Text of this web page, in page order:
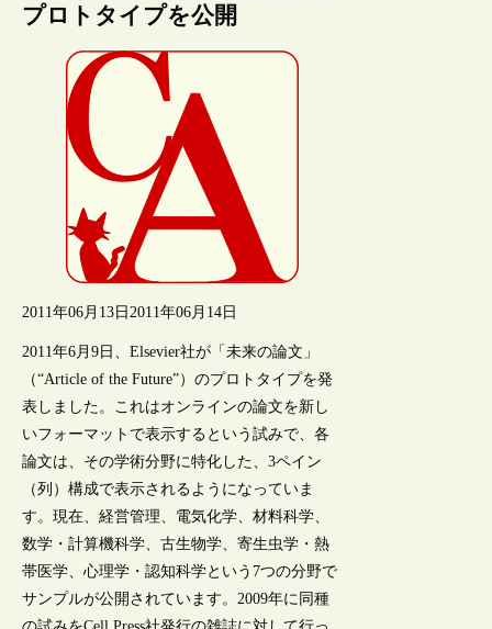
プロトタイプを公開
2011年06月13日 2011年06月14日
2011年6月9日、Elsevier社が「未来の論文」
（“Article of the Future”）のプロトタイプを発
表しました。これはオンラインの論文を新し
いフォーマットで表示するという試みで、各
論文は、その学術分野に特化した、3ペイン
（列）構成で表示されるようになっていま
す。現在、経営管理、電気化学、材料科学、
数学・計算機科学、古生物学、寄生虫学・熱
帯医学、心理学・認知科学という7つの分野で
サンプルが公開されています。2009年に同種